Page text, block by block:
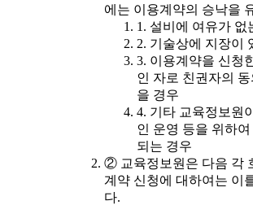
에는 이용계약의 승낙을
1. 설비에 여유가 없
2. 기술상에 지장이
3. 이용계약을 신청
인 자로 친권자의
을 경우
4. 기타 교육정보원
인 운영 등을 위하
되는 경우
② 교육정보원은 다음 각
계약 신청에 대하여는 이
다.